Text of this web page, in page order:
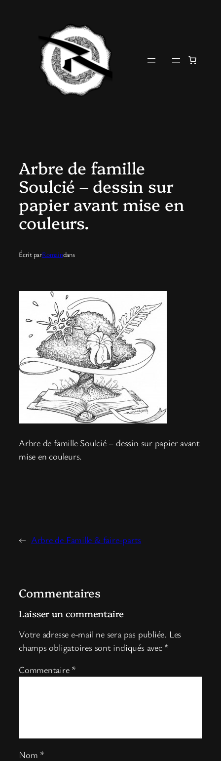
Arbre de famille
Soulcié – dessin sur
papier avant mise en
couleurs.
Écrit parRomaindans
Arbre de famille Soulcié – dessin sur papier avant
mise en couleurs.
← Arbre de Famille & faire-parts
Commentaires
Laisser un commentaire
Votre adresse e-mail ne sera pas publiée. Les
champs obligatoires sont indiqués avec *
Commentaire *
Nom *